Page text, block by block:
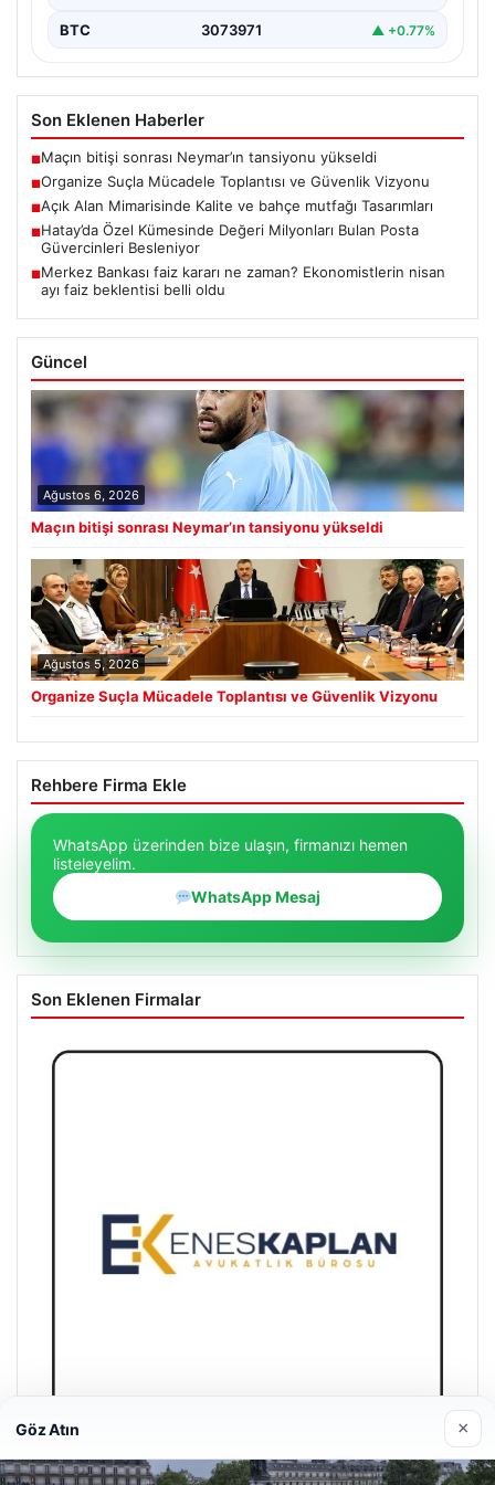
BTC 3073971 ▲ +0.77%
Son Eklenen Haberler
■Maçın bitişi sonrası Neymar’ın tansiyonu yükseldi
■Organize Suçla Mücadele Toplantısı ve Güvenlik Vizyonu
■Açık Alan Mimarisinde Kalite ve bahçe mutfağı Tasarımları
■Hatay’da Özel Kümesinde Değeri Milyonları Bulan Posta
Güvercinleri Besleniyor
■Merkez Bankası faiz kararı ne zaman? Ekonomistlerin nisan
ayı faiz beklentisi belli oldu
Güncel
Ağustos 6, 2026
Maçın bitişi sonrası Neymar’ın tansiyonu yükseldi
Ağustos 5, 2026
Organize Suçla Mücadele Toplantısı ve Güvenlik Vizyonu
Rehbere Firma Ekle
WhatsApp üzerinden bize ulaşın, firmanızı hemen
listeleyelim.
WhatsApp Mesaj
Son Eklenen Firmalar
Göz Atın ×